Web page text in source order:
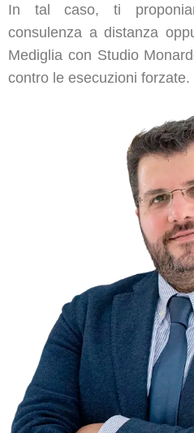
In tal caso, ti
consulenza a distanza
Mediglia con Studio
contro le esecuzioni forzate.